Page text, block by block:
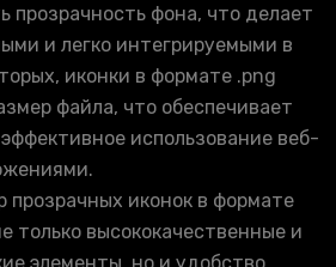
прозрачность фона, что делает
и легко интегрируемыми в
иконки в формате .png
файла, что обеспечивает
использование веб-
прозрачных иконок в формате
только высококачественные и